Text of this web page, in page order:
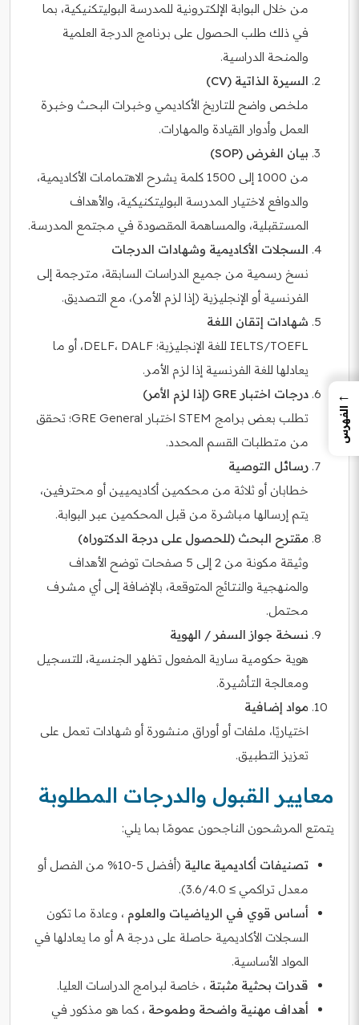
من خلال البوابة الإلكترونية للمدرسة البوليتكنيكية، بما
في ذلك طلب الحصول على برنامج الدرجة العلمية
والمنحة الدراسية.
السيرة الذاتية (CV)
ملخص واضح للتاريخ الأكاديمي وخبرات البحث وخبرة
العمل وأدوار القيادة والمهارات.
بيان الغرض (SOP)
من 1000 إلى 1500 كلمة يشرح الاهتمامات الأكاديمية،
والدوافع لاختيار المدرسة البوليتكنيكية، والأهداف
المستقبلية، والمساهمة المقصودة في مجتمع المدرسة.
السجلات الأكاديمية وشهادات الدرجات
نسخ رسمية من جميع الدراسات السابقة، مترجمة إلى
الفرنسية أو الإنجليزية (إذا لزم الأمر)، مع التصديق.
شهادات إتقان اللغة
IELTS/TOEFL للغة الإنجليزية؛ DELF، DALF، أو ما
يعادلها للغة الفرنسية إذا لزم الأمر.
درجات اختبار GRE (إذا لزم الأمر)
تطلب بعض برامج STEM اختبار GRE General؛ تحقق
من متطلبات القسم المحدد.
رسائل التوصية
خطابان أو ثلاثة من محكمين أكاديميين أو محترفين،
يتم إرسالها مباشرة من قبل المحكمين عبر البوابة.
مقترح البحث (للحصول على درجة الدكتوراه)
وثيقة مكونة من 2 إلى 5 صفحات توضح الأهداف
والمنهجية والنتائج المتوقعة، بالإضافة إلى أي مشرف
محتمل.
نسخة جواز السفر / الهوية
هوية حكومية سارية المفعول تظهر الجنسية، للتسجيل
ومعالجة التأشيرة.
مواد إضافية
اختياريًا، ملفات أو أوراق منشورة أو شهادات تعمل على
تعزيز التطبيق.
معايير القبول والدرجات المطلوبة
يتمتع المرشحون الناجحون عمومًا بما يلي:
تصنيفات أكاديمية عالية
(أفضل 5-10% من الفصل أو
معدل تراكمي ≥ 3.6/4.0).
أساس قوي في الرياضيات والعلوم ، وعادة ما تكون
السجلات الأكاديمية حاصلة على درجة A أو ما يعادلها في
المواد الأساسية.
قدرات بحثية مثبتة ، خاصة لبرامج الدراسات العليا.
أهداف مهنية واضحة وطموحة ، كما هو مذكور في
←
الفهرس